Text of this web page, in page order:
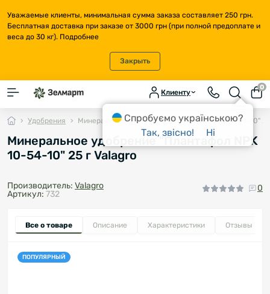
Уважаемые клиенты, минимальная сумма заказа составляет 250 грн.
Бесплатная доставка при заказе от 3000 грн (при полной предоплате и
веса до 30 кг). Подробнее
Закрыть
Клиенту
0
Удобрения Минеральное удобрение "Плантафол NPK 10-54-10"
Минеральное удобрение "Плантафол NPK
10-54-10" 25 г Valagro
Производитель: Valagro
Артикул: 732
0
Все о товаре Описание Характеристики Отзывы
ПОПУЛЯРНЫЙ
Спробуємо українською?
Так, звісно!
Ні